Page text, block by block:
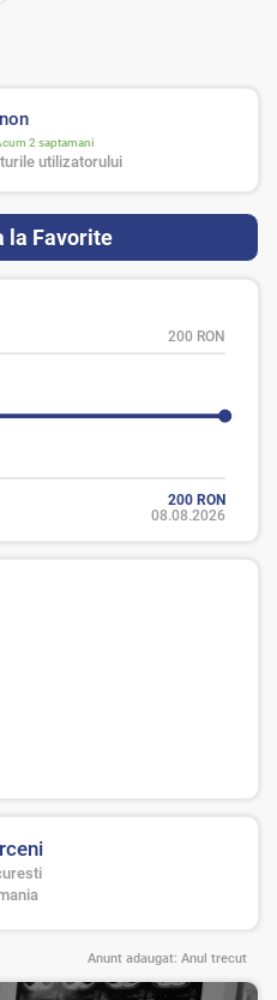
2 saptamani
utilizatorului
la Favorite
200 RON
200 RON
08.08.2026
Anunt adaugat: Anul trecut